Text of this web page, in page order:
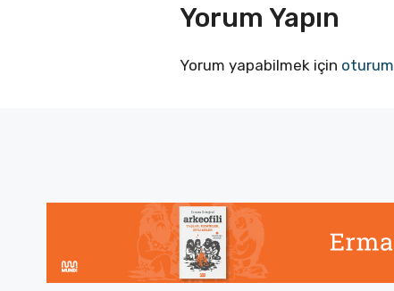
Yorum Yapın
Yorum yapabilmek için oturum